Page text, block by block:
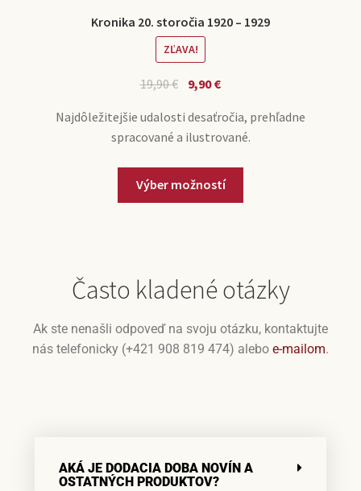
Kronika 20. storočia 1920 – 1929
ZĽAVA!
19,90€ 9,90€
Najdôležitejšie udalosti desaťročia, prehľadne
spracované a ilustrované.
Výber možností
Často kladené otázky
Ak ste nenašli odpoveď na svoju otázku, kontaktujte
nás telefonicky (+421 908 819 474) alebo e-mailom.
AKÁ JE DODACIA DOBA NOVÍN A
OSTATNÝCH PRODUKTOV?